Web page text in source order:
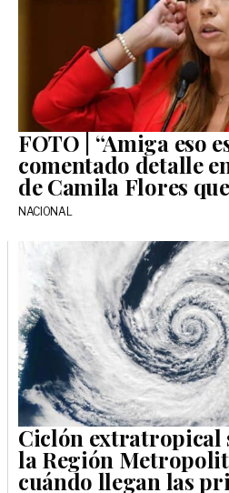
FOTO | “Amiga eso
comentado detalle
de Camila Flores
NACIONAL
Ciclón extratropical
la Región
cuándo llegan las